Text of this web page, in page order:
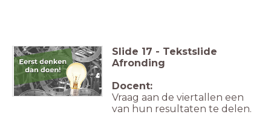
Slide 17 - Tekstslide
Afronding
Docent:
Vraag aan de viertallen een
van hun resultaten te delen.